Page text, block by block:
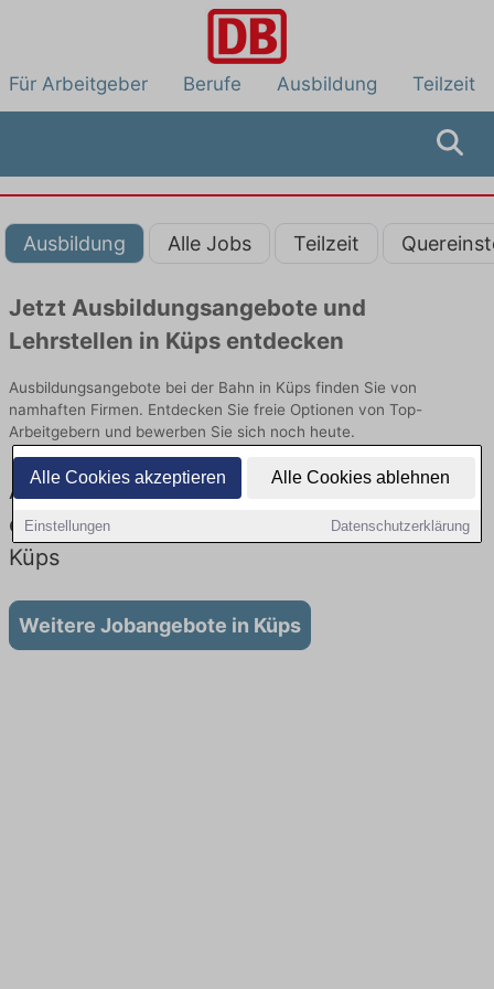
Alle Cookies akzeptieren Alle Cookies ablehnen
Einstellungen Datenschutzerklärung
Für Arbeitgeber Berufe Ausbildung Teilzeit
Ausbildung Alle Jobs Teilzeit
Jetzt Ausbildungsangebote und
Lehrstellen in Küps entdecken
Ausbildungsangebote bei der Bahn in Küps finden Sie von
namhaften Firmen. Entdecken Sie freie Optionen von Top-
Arbeitgebern und bewerben Sie sich noch heute.
Ausbildung in Küps bei der Bahn: Aktuell gibt
es keine Stellenangebote für Ausbildung in
Küps
Weitere Jobangebote in Küps